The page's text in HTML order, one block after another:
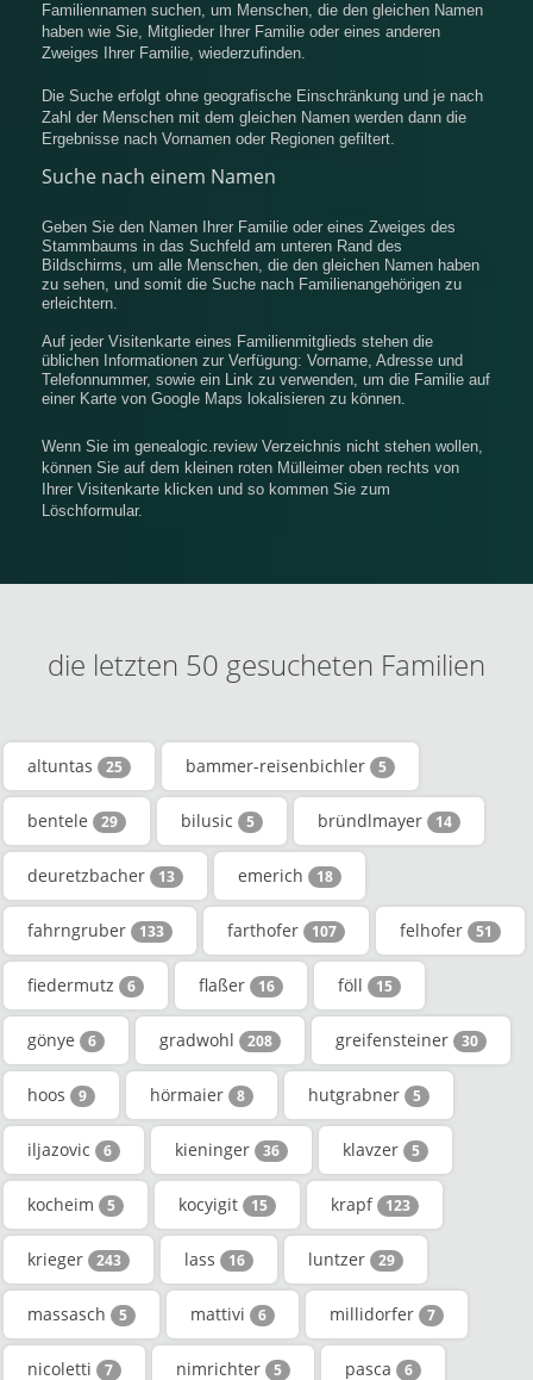
Familiennamen suchen, um Menschen, die den gleichen Namen
haben wie Sie, Mitglieder Ihrer Familie oder eines anderen
Zweiges Ihrer Familie, wiederzufinden.
Die Suche erfolgt ohne geografische Einschränkung und je nach
Zahl der Menschen mit dem gleichen Namen werden dann die
Ergebnisse nach Vornamen oder Regionen gefiltert.
Suche nach einem Namen
Geben Sie den Namen Ihrer Familie oder eines Zweiges des
Stammbaums in das Suchfeld am unteren Rand des
Bildschirms, um alle Menschen, die den gleichen Namen haben
zu sehen, und somit die Suche nach Familienangehörigen zu
erleichtern.
Auf jeder Visitenkarte eines Familienmitglieds stehen die
üblichen Informationen zur Verfügung: Vorname, Adresse und
Telefonnummer, sowie ein Link zu verwenden, um die Familie auf
einer Karte von Google Maps lokalisieren zu können.
Wenn Sie im genealogic.review Verzeichnis nicht stehen wollen,
können Sie auf dem kleinen roten Mülleimer oben rechts von
Ihrer Visitenkarte klicken und so kommen Sie zum
Löschformular.
die letzten 50 gesucheten Familien
altuntas 25 bammer-reisenbichler 5
bentele 29 bilusic 5 bründlmayer 14
deuretzbacher 13 emerich 18
fahrngruber 133 farthofer 107 felhofer 51
fiedermutz 6 flaßer 16 föll 15
gönye 6 gradwohl 208 greifensteiner 30
hoos 9 hörmaier 8 hutgrabner 5
iljazovic 6 kieninger 36 klavzer 5
kocheim 5 kocyigit 15 krapf 123
krieger 243 lass 16 luntzer 29
massasch 5 mattivi 6 millidorfer 7
nicoletti 7 nimrichter 5 pasca 6